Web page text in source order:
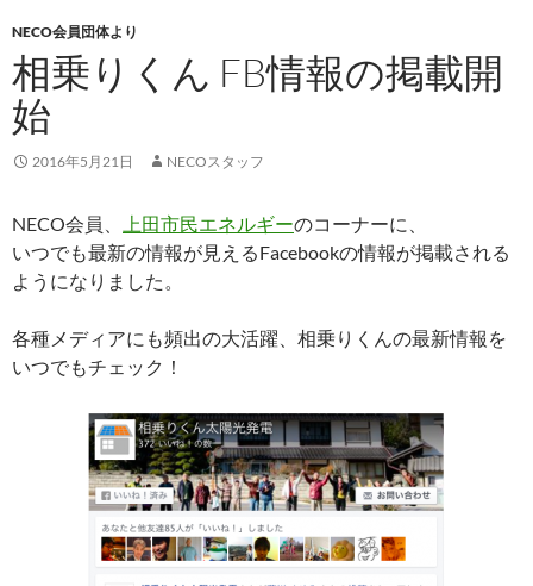
NECO会員団体より
相乗りくん FB情報の掲載開
始
2016年5月21日 NECOスタッフ
NECO会員、 上田市民エネルギーのコーナーに、
いつでも最新の情報が見えるFacebookの情報が掲載される
ようになりました。
各種メディアにも頻出の大活躍、相乗りくんの最新情報を
いつでもチェック！